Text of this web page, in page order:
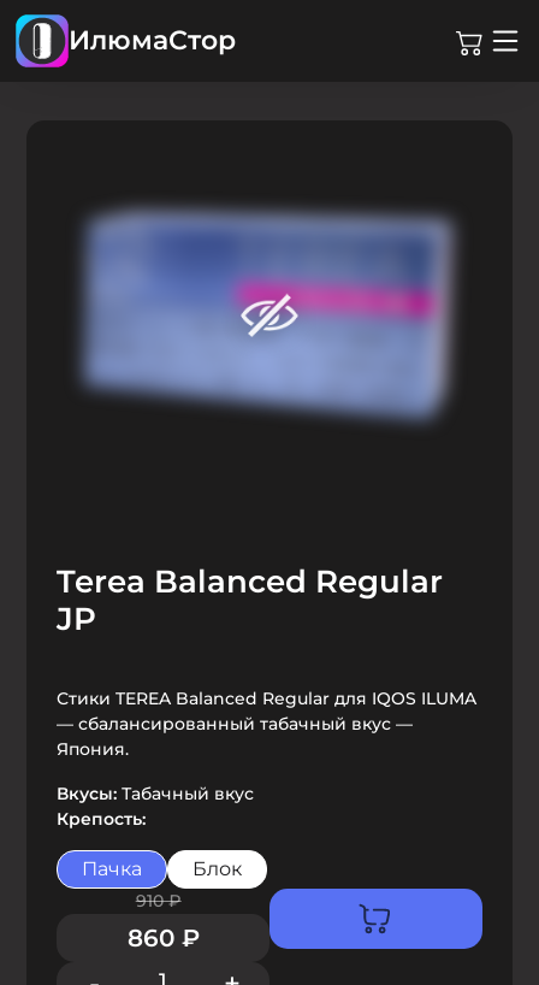
ИлюмаСтор
Terea Balanced Regular
JP
Стики TEREA Balanced Regular для IQOS ILUMA
— сбалансированный табачный вкус —
Япония.
Вкусы:Табачный вкус
Крепость:
Пачка Блок
910₽
860 ₽